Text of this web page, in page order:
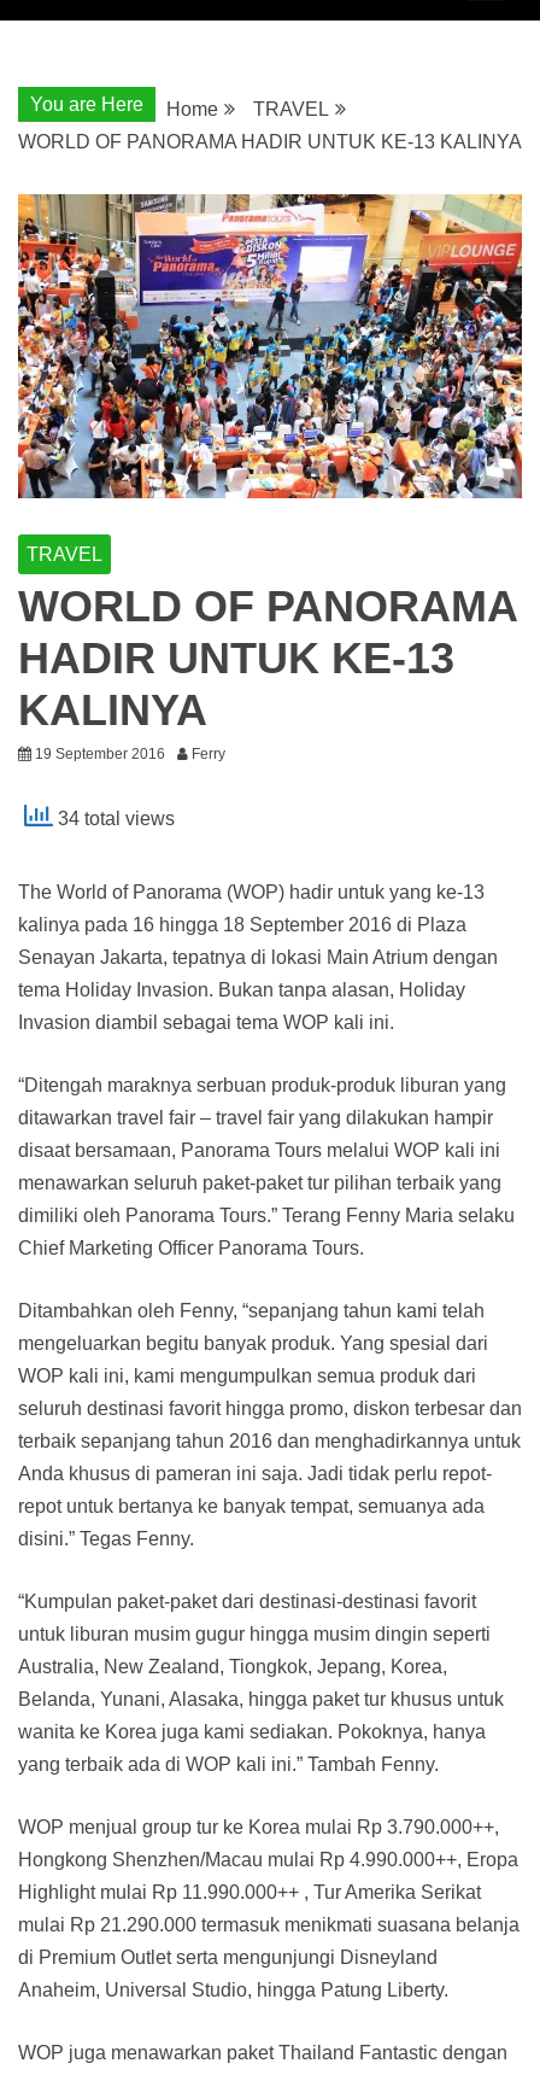
You are Here Home
TRAVEL
WORLD OF PANORAMA HADIR UNTUK KE-13 KALINYA
TRAVEL
WORLD OF PANORAMA
HADIR UNTUK KE-13
KALINYA
19 September 2016 Ferry
34 total views
The World of Panorama (WOP) hadir untuk yang ke-13
kalinya pada 16 hingga 18 September 2016 di Plaza
Senayan Jakarta, tepatnya di lokasi Main Atrium dengan
tema Holiday Invasion. Bukan tanpa alasan, Holiday
Invasion diambil sebagai tema WOP kali ini.
“Ditengah maraknya serbuan produk-produk liburan yang
ditawarkan travel fair – travel fair yang dilakukan hampir
disaat bersamaan, Panorama Tours melalui WOP kali ini
menawarkan seluruh paket-paket tur pilihan terbaik yang
dimiliki oleh Panorama Tours.” Terang Fenny Maria selaku
Chief Marketing Officer Panorama Tours.
Ditambahkan oleh Fenny, “sepanjang tahun kami telah
mengeluarkan begitu banyak produk. Yang spesial dari
WOP kali ini, kami mengumpulkan semua produk dari
seluruh destinasi favorit hingga promo, diskon terbesar dan
terbaik sepanjang tahun 2016 dan menghadirkannya untuk
Anda khusus di pameran ini saja. Jadi tidak perlu repot-
repot untuk bertanya ke banyak tempat, semuanya ada
disini.” Tegas Fenny.
“Kumpulan paket-paket dari destinasi-destinasi favorit
untuk liburan musim gugur hingga musim dingin seperti
Australia, New Zealand, Tiongkok, Jepang, Korea,
Belanda, Yunani, Alasaka, hingga paket tur khusus untuk
wanita ke Korea juga kami sediakan. Pokoknya, hanya
yang terbaik ada di WOP kali ini.” Tambah Fenny.
WOP menjual group tur ke Korea mulai Rp 3.790.000++,
Hongkong Shenzhen/Macau mulai Rp 4.990.000++, Eropa
Highlight mulai Rp 11.990.000++ , Tur Amerika Serikat
mulai Rp 21.290.000 termasuk menikmati suasana belanja
di Premium Outlet serta mengunjungi Disneyland
Anaheim, Universal Studio, hingga Patung Liberty.
WOP juga menawarkan paket Thailand Fantastic dengan